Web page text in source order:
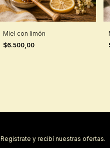
Miel con limón
$6.500,00
Registrate y recibí nuestras ofertas.